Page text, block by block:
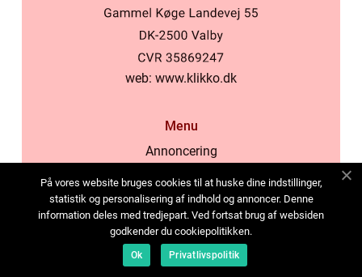
web: www.klikko.dk
Menu
Annoncering
Cookies
Kontakt os
Sitemap
På vores website bruges cookies til at huske dine indstillinger,
statistik og personalisering af indhold og annoncer. Denne
information deles med tredjepart. Ved fortsat brug af websiden
godkender du cookiepolitikken.
Ok Privatlivspolitik